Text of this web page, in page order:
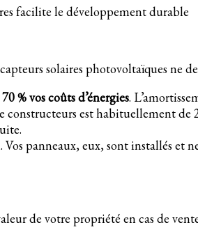
facilite le développement durable
solaires photovoltaïques ne
% vos coûts d’énergies.
est habituellement de
panneaux, eux, sont installés et
de votre propriété en cas de